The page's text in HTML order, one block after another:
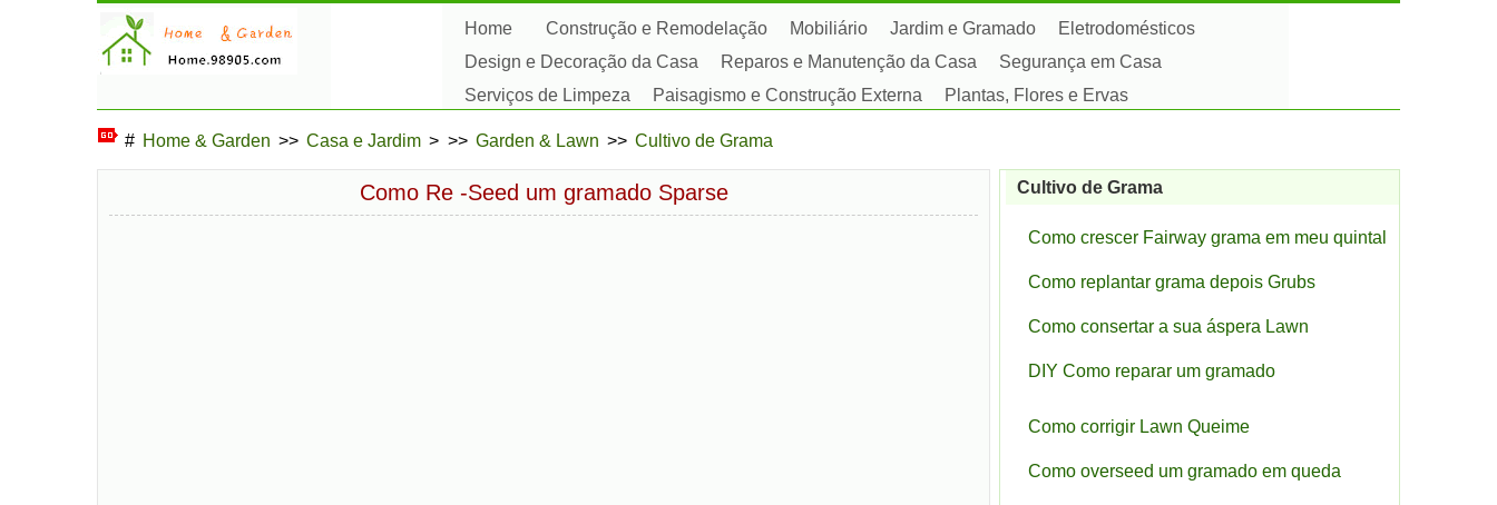
Home Construção e Remodelação Mobiliário Jardim e Gramado
Eletrodomésticos
Design e Decoração da Casa
Reparos e Manutenção da Casa
Segurança em Casa
Serviços de Limpeza
Paisagismo e Construção Externa
Plantas, Flores e Ervas
# Home & Garden >> Casa e Jardim > >> Garden & Lawn >> Cultivo de Grama
Como Re -Seed um gramado Sparse Cultivo de Grama
Como crescer Fairway grama em meu quintal
Como replantar grama depois Grubs
Como consertar a sua áspera Lawn
DIY Como reparar um gramado
Como corrigir Lawn Queime
Como overseed um gramado em queda